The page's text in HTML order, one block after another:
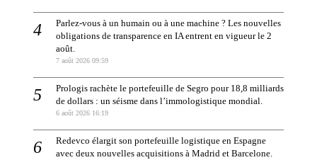
Parlez-vous à un humain ou à une machine ? Les nouvelles
obligations de transparence en IA entrent en vigueur le 2
août.
7 août 2026 09:59
Prologis rachète le portefeuille de Segro pour 18,8 milliards
de dollars : un séisme dans l’immologistique mondial.
6 août 2026 16:19
Redevco élargit son portefeuille logistique en Espagne
avec deux nouvelles acquisitions à Madrid et Barcelone.